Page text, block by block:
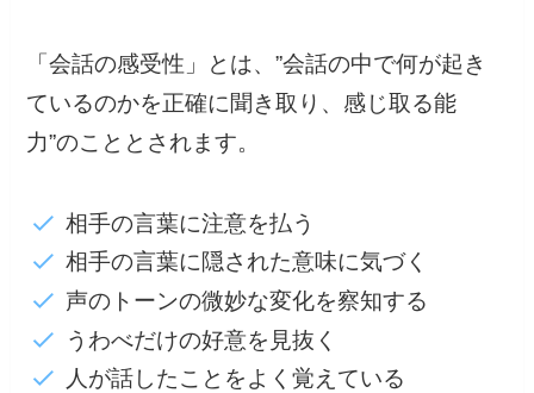
「会話の感受性」とは、”会話の中で何が起き
ているのかを正確に聞き取り、感じ取る能
力”のこととされます。
相手の言葉に注意を払う
相手の言葉に隠された意味に気づく
声のトーンの微妙な変化を察知する
うわべだけの好意を見抜く
人が話したことをよく覚えている